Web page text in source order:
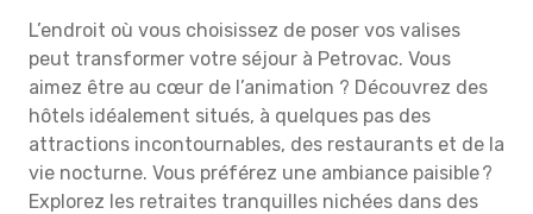
L’endroit où vous choisissez de poser vos valises
peut transformer votre séjour à Petrovac. Vous
aimez être au cœur de l’animation ? Découvrez des
hôtels idéalement situés, à quelques pas des
attractions incontournables, des restaurants et de la
vie nocturne. Vous préférez une ambiance paisible ?
Explorez les retraites tranquilles nichées dans des